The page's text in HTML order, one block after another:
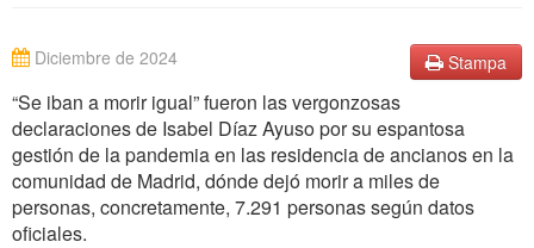
Stampa
Diciembre de 2024
“Se iban a morir igual” fueron las vergonzosas
declaraciones de Isabel Díaz Ayuso por su espantosa
gestión de la pandemia en las residencia de ancianos en la
comunidad de Madrid, dónde dejó morir a miles de
personas, concretamente, 7.291 personas según datos
oficiales.